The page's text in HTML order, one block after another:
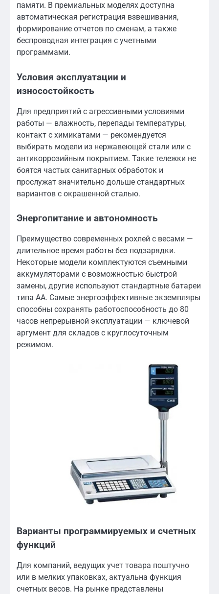
памяти. В премиальных моделях доступна
автоматическая регистрация взвешивания,
формирование отчетов по сменам, а также
беспроводная интеграция с учетными
программами.
Условия эксплуатации и
износостойкость
Для предприятий с агрессивными условиями
работы — влажность, перепады температуры,
контакт с химикатами — рекомендуется
выбирать модели из нержавеющей стали или с
антикоррозийным покрытием. Такие тележки не
боятся частых санитарных обработок и
прослужат значительно дольше стандартных
вариантов с окрашенной сталью.
Энергопитание и автономность
Преимущество современных рохлей с весами —
длительное время работы без подзарядки.
Некоторые модели комплектуются съемными
аккумуляторами с возможностью быстрой
замены, другие используют стандартные батареи
типа АА. Самые энергоэффективные экземпляры
способны сохранять работоспособность до 80
часов непрерывной эксплуатации — ключевой
аргумент для складов с круглосуточным
режимом.
Варианты программируемых и счетных
функций
Для компаний, ведущих учет товара поштучно
или в мелких упаковках, актуальна функция
счетных весов. На рынке представлены